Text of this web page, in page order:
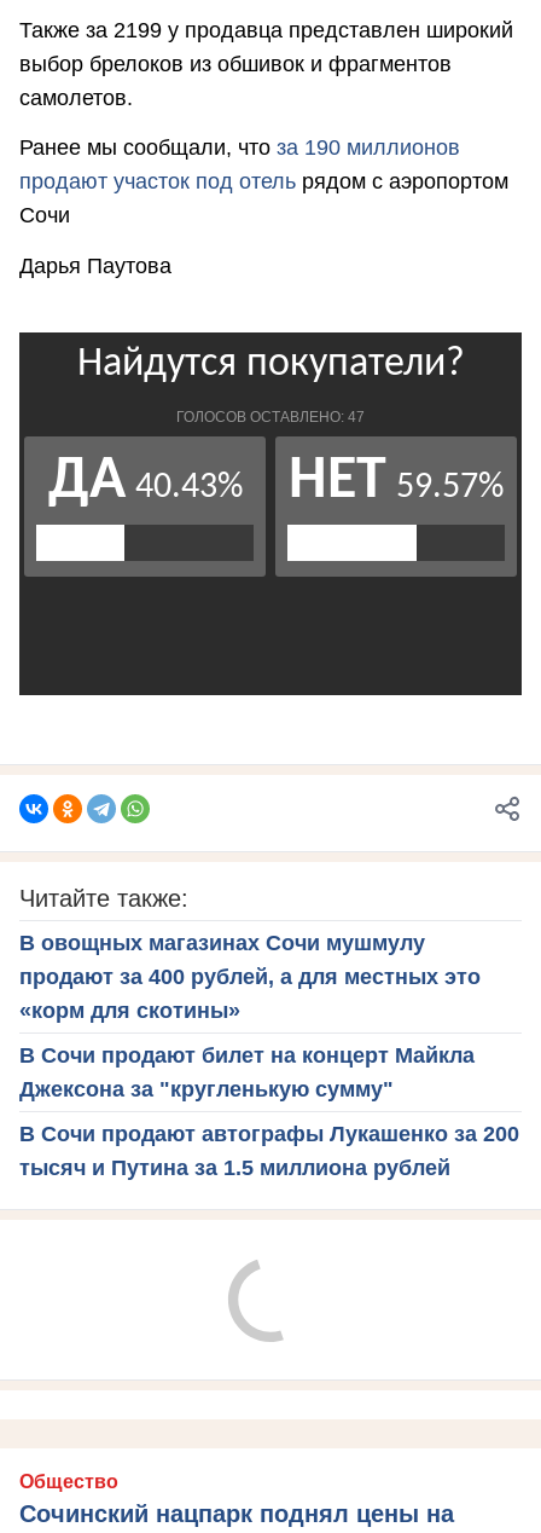
Также за 2199 у продавца представлен широкий
выбор брелоков из обшивок и фрагментов
самолетов.
Ранее мы сообщали, что за 190 миллионов
продают участок под отель рядом с аэропортом
Сочи
Дарья Паутова
Читайте также:
В овощных магазинах Сочи мушмулу
продают за 400 рублей, а для местных это
«корм для скотины»
В Сочи продают билет на концерт Майкла
Джексона за "кругленькую сумму"
В Сочи продают автографы Лукашенко за 200
тысяч и Путина за 1.5 миллиона рублей
Общество
Сочинский нацпарк поднял цены на